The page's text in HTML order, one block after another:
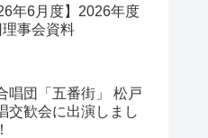
年6月度】2026年度
事会資料
唱団「五番街」 松戸
交歓会に出演しまし